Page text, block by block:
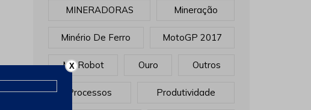
MINERADORAS Mineração
Minério De Ferro MotoGP 2017
Mr. Robot Ouro Outros
Processos Produtividade
X